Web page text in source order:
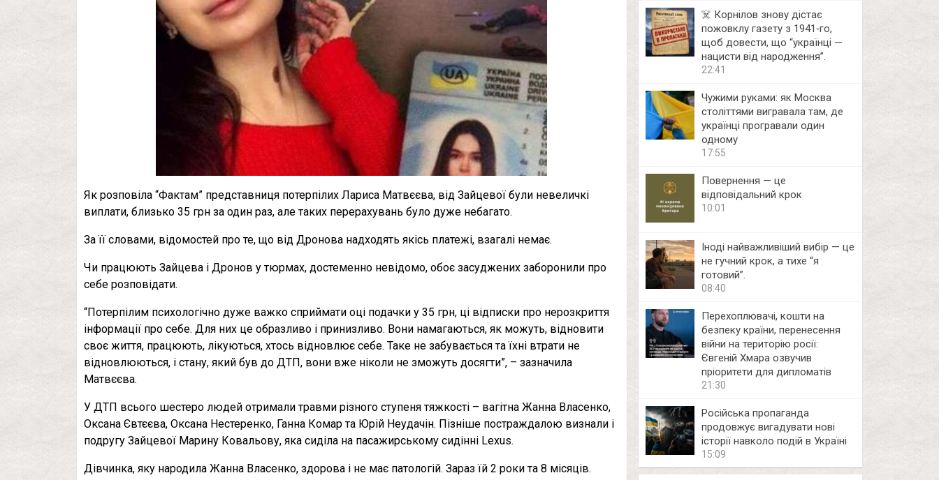
Як розповіла “Фактам” представниця потерпілих Лариса Матвєєва, від Зайцевої були невеличкі
виплати, близько 35 грн за один раз, але таких перерахувань було дуже небагато.
За її словами, відомостей про те, що від Дронова надходять якісь платежі, взагалі немає.
Чи працюють Зайцева і Дронов у тюрмах, достеменно невідомо, обоє засуджених заборонили про
себе розповідати.
“Потерпілим психологічно дуже важко сприймати оці подачки у 35 грн, ці відписки про нерозкриття
інформації про себе. Для них це образливо і принизливо. Вони намагаються, як можуть, відновити
своє життя, працюють, лікуються, хтось відновлює себе. Таке не забувається та їхні втрати не
відновлюються, і стану, який був до ДТП, вони вже ніколи не зможуть досягти”, – зазначила
Матвєєва.
У ДТП всього шестеро людей отримали травми різного ступеня тяжкості – вагітна Жанна Власенко,
Оксана Євтєєва, Оксана Нестеренко, Ганна Комар та Юрій Неудачін. Пізніше постраждалою визнали і
подругу Зайцевої Марину Ковальову, яка сиділа на пасажирському сидінні Lexus.
Дівчинка, яку народила Жанна Власенко, здорова і не має патологій. Зараз їй 2 роки та 8 місяців.
☠️ Корнілов знову дістає
пожовклу газету з 1941‑го,
щоб довести, що “українці —
нацисти від народження”.
22:41
Чужими руками: як Москва
століттями вигравала там, де
українці програвали один
одному
17:55
Повернення — це
відповідальний крок
10:01
Іноді найважливіший вибір — це
не гучний крок, а тихе “я
готовий”.
08:40
Перехоплювачі, кошти на
безпеку країни, перенесення
війни на територію росії:
Євгеній Хмара озвучив
пріоритети для дипломатів
21:30
Російська пропаганда
продовжує вигадувати нові
історії навколо подій в Україні
15:09